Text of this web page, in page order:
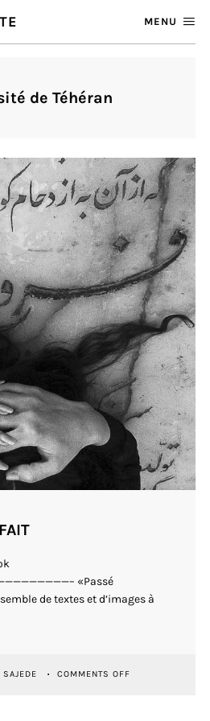
MENU
de Téhéran
«Passé
de textes et d’images à
SAJEDE COMMENTS OFFON